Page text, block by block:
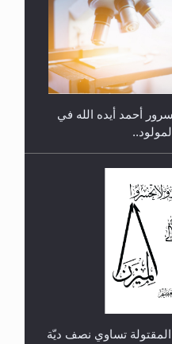
السلام.. 4...
أحمد أيده الله في
تساوي نصف ديّة